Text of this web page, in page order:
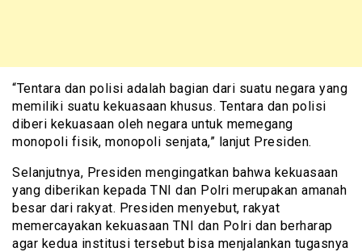
“Tentara dan polisi adalah bagian dari suatu negara yang
memiliki suatu kekuasaan khusus. Tentara dan polisi
diberi kekuasaan oleh negara untuk memegang
monopoli fisik, monopoli senjata,” lanjut Presiden.
Selanjutnya, Presiden mengingatkan bahwa kekuasaan
yang diberikan kepada TNI dan Polri merupakan amanah
besar dari rakyat. Presiden menyebut, rakyat
memercayakan kekuasaan TNI dan Polri dan berharap
agar kedua institusi tersebut bisa menjalankan tugasnya